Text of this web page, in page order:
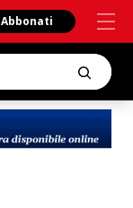
Abbonati